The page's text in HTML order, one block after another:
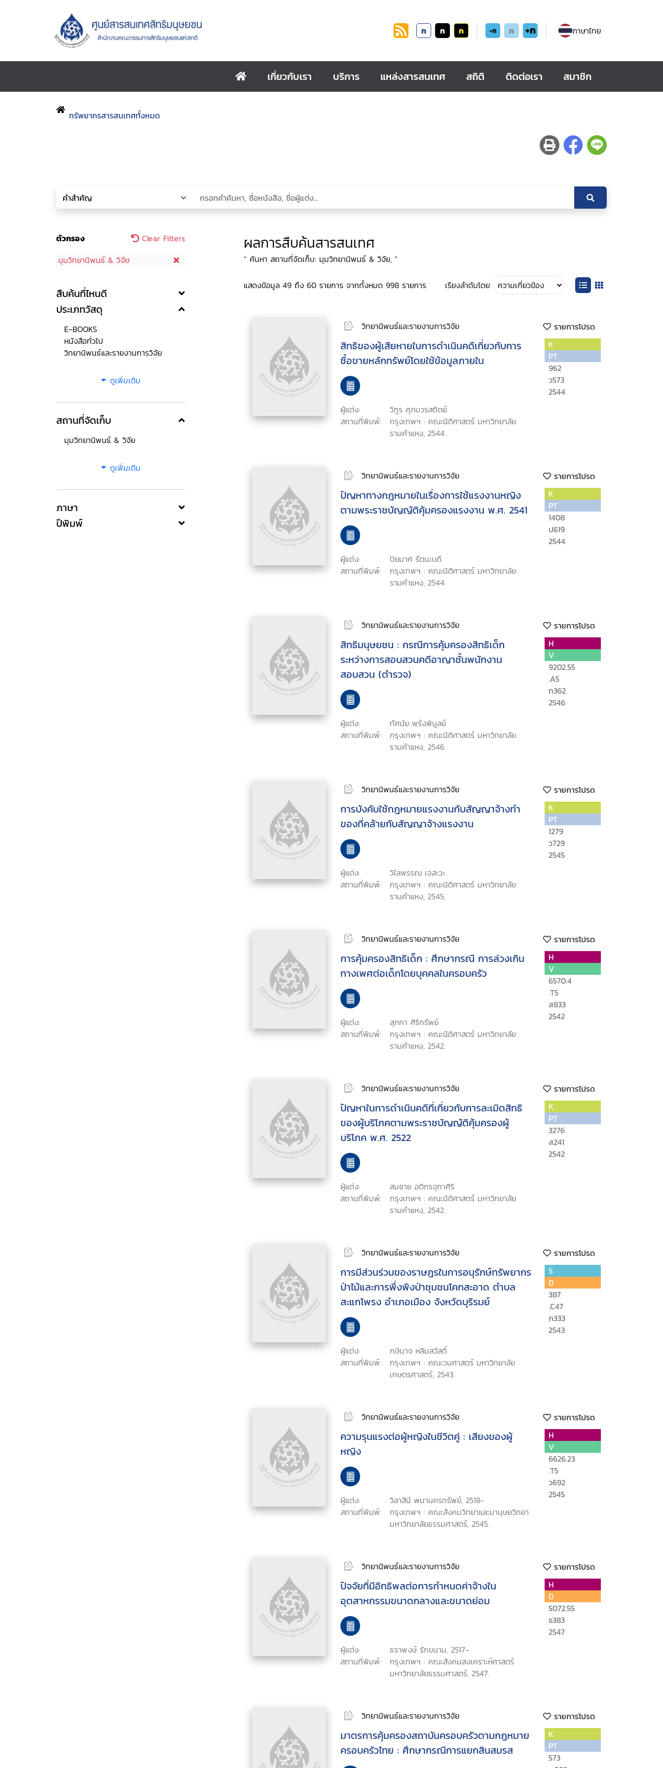
ก ก ก -ก ก +ก ภาษาไทย
เกี่ยวกับเรา บริการ แหล่งสารสนเทศ สถิติ ติดต่อเรา สมาชิก
ทรัพยากรสารสนเทศทั้งหมด
ตัวกรอง
Clear Filters
มุมวิทยานิพนธ์ & วิจัย
สืบค้นที่ไหนดี
ประเภทวัสดุ
E-BOOKS
หนังสือทั่วไป
วิทยานิพนธ์และรายงานการวิจัย
ดูเพิ่มเติม
สถานที่จัดเก็บ
มุมวิทยานิพนธ์ & วิจัย
ดูเพิ่มเติม
ภาษา
ปีพิมพ์
ผลการสืบค้นสารสนเทศ
“ ค้นหา สถานที่จัดเก็บ: มุมวิทยานิพนธ์ & วิจัย, ”
แสดงข้อมูล 49 ถึง 60 รายการ จากทั้งหมด 998 รายการ เรียงลำดับโดย
วิทยานิพนธ์และรายงานการวิจัย รายการโปรด
สิทธิของผู้เสียหายในการดำเนินคดีเกี่ยวกับการ
ซื้อขายหลักทรัพย์โดยใช้ข้อมูลภายใน
ผู้แต่ง:
วิฑูร ศุภบวรสถิตย์
สถานที่พิมพ์:
กรุงเทพฯ : คณะนิติศาสตร์ มหาวิทยาลัย
รามคำแหง, 2544.
K
PT
962
ว573
2544
วิทยานิพนธ์และรายงานการวิจัย รายการโปรด
ปัญหาทางกฎหมายในเรื่องการใช้แรงงานหญิง
ตามพระราชบัญญัติคุ้มครองแรงงาน พ.ศ. 2541
ผู้แต่ง:
ปิยมาศ รัตนะบดี
สถานที่พิมพ์:
กรุงเทพฯ : คณะนิติศาสตร์ มหาวิทยาลัย
รามคำแหง, 2544.
K
PT
1408
ป619
2544
วิทยานิพนธ์และรายงานการวิจัย รายการโปรด
สิทธิมนุษยชน : กรณีการคุ้มครองสิทธิเด็ก
ระหว่างการสอบสวนคดีอาญาชั้นพนักงาน
สอบสวน (ตำรวจ)
ผู้แต่ง:
ทัศนัย พรั่งพิบูลย์
สถานที่พิมพ์:
กรุงเทพฯ : คณะนิติศาสตร์ มหาวิทยาลัย
รามคำแหง, 2546.
H
V
9202.55
.A5
ท362
2546
วิทยานิพนธ์และรายงานการวิจัย รายการโปรด
การบังคับใช้กฎหมายแรงงานกับสัญญาจ้างทำ
ของที่คล้ายกับสัญญาจ้างแรงงาน
ผู้แต่ง:
วิไลพรรณ เจสะวะ
สถานที่พิมพ์:
กรุงเทพฯ : คณะนิติศาสตร์ มหาวิทยาลัย
รามคำแหง, 2545.
K
PT
1279
ว729
2545
วิทยานิพนธ์และรายงานการวิจัย รายการโปรด
การคุ้มครองสิทธิเด็ก : ศึกษากรณี การล่วงเกิน
ทางเพศต่อเด็กโดยบุคคลในครอบครัว
ผู้แต่ง:
สุภกา ศิริทรัพย์
สถานที่พิมพ์:
กรุงเทพฯ : คณะนิติศาสตร์ มหาวิทยาลัย
รามคำแหง, 2542.
H
V
6570.4
.T5
ส833
2542
วิทยานิพนธ์และรายงานการวิจัย รายการโปรด
ปัญหาในการดำเนินคดีที่เกี่ยวกับการละเมิดสิทธิ
ของผู้บริโภคตามพระราชบัญญัติคุ้มครองผู้
บริโภค พ.ศ. 2522
ผู้แต่ง:
สมชาย อติกรจุฑาศิริ
สถานที่พิมพ์:
กรุงเทพฯ : คณะนิติศาสตร์ มหาวิทยาลัย
รามคำแหง, 2542.
K
PT
3276
ส241
2542
วิทยานิพนธ์และรายงานการวิจัย รายการโปรด
การมีส่วนร่วมของราษฎรในการอนุรักษ์ทรัพยากร
ป่าไม้และการพึ่งพิงป่าชุมชนโคกสะอาด ตำบล
สะแกโพรง อำเภอเมือง จังหวัดบุรีรมย์
ผู้แต่ง:
กษินาจ หลิมสวัสดิ์
สถานที่พิมพ์:
กรุงเทพฯ : คณะวนศาสตร์ มหาวิทยาลัย
เกษตรศาสตร์, 2543.
S
D
387
.C47
ก333
2543
วิทยานิพนธ์และรายงานการวิจัย รายการโปรด
ความรุนแรงต่อผู้หญิงในชีวิตคู่ : เสียงของผู้
หญิง
ผู้แต่ง:
วิลาสินี พนานครทรัพย์, 2518-
สถานที่พิมพ์:
กรุงเทพฯ : คณะสังคมวิทยาและมานุษยวิทยา
มหาวิทยาลัยธรรมศาสตร์, 2545.
H
V
6626.23
.T5
ว692
2545
วิทยานิพนธ์และรายงานการวิจัย รายการโปรด
ปัจจัยที่มีอิทธิพลต่อการกำหนดค่าจ้างใน
อุตสาหกรรมขนาดกลางและขนาดย่อม
ผู้แต่ง:
ธราพงษ์ รักขนาม, 2517-
สถานที่พิมพ์:
กรุงเทพฯ : คณะสังคมสงเคราะห์ศาสตร์
มหาวิทยาลัยธรรมศาสตร์, 2547.
H
D
5072.55
ธ383
2547
วิทยานิพนธ์และรายงานการวิจัย รายการโปรด
มาตรการคุ้มครองสถาบันครอบครัวตามกฎหมาย
ครอบครัวไทย : ศึกษากรณีการแยกสินสมรส
K
PT
573